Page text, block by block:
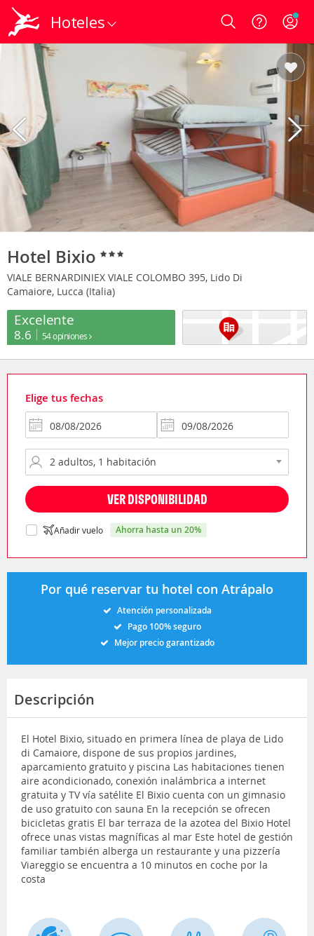
Hoteles Login
Hotel Bixio
VIALE BERNARDINIEX VIALE COLOMBO 395, Lido Di
Camaiore, Lucca (Italia)
Excelente
8.6 54 opiniones
Elige tus fechas
VER DISPONIBILIDAD
Añadir vuelo ahorra hasta un 20%
Por qué reservar tu hotel con Atrápalo
Atención personalizada
Pago 100% seguro
Mejor precio garantizado
Descripción
El Hotel Bixio, situado en primera línea de playa de Lido
di Camaiore, dispone de sus propios jardines,
aparcamiento gratuito y piscina Las habitaciones tienen
aire acondicionado, conexión inalámbrica a internet
gratuita y TV vía satélite El Bixio cuenta con un gimnasio
de uso gratuito con sauna En la recepción se ofrecen
bicicletas gratis El bar terraza de la azotea del Bixio Hotel
ofrece unas vistas magníficas al mar Este hotel de gestión
familiar también alberga un restaurante y una pizzería
Viareggio se encuentra a 10 minutos en coche por la
costa